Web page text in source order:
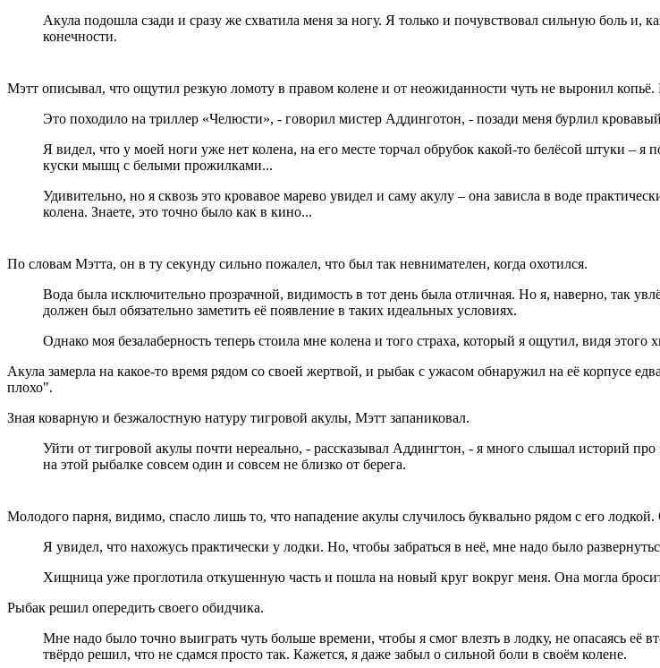
Акула подошла сзади и сразу же схватила меня за ногу. Я только и почувствовал сильную боль и,
конечности.
Мэтт описывал, что ощутил резкую ломоту в правом колене и от неожиданности чуть не выронил копьё.
Это походило на триллер «Челюсти», - говорил мистер Аддинготон, - позади меня бурлил
Я видел, что у моей ноги уже нет колена, на его месте торчал обрубок какой-то белёсой штуки – я
куски мышц с белыми прожилками...
Удивительно, но я сквозь это кровавое марево увидел и саму акулу – она зависла в воде
колена. Знаете, это точно было как в кино...
По словам Мэтта, он в ту секунду сильно пожалел, что был так невнимателен, когда охотился.
Вода была исключительно прозрачной, видимость в тот день была отличная. Но я, наверно, так
должен был обязательно заметить её появление в таких идеальных условиях.
Однако моя безалаберность теперь стоила мне колена и того страха, который я ощутил, видя
Акула замерла на какое-то время рядом со своей жертвой, и рыбак с ужасом обнаружил на её корпусе
плохо".
Зная коварную и безжалостную натуру тигровой акулы, Мэтт запаниковал.
Уйти от тигровой акулы почти нереально, - рассказывал Аддингтон, - я много слышал историй
на этой рыбалке совсем один и совсем не близко от берега.
Молодого парня, видимо, спасло лишь то, что нападение акулы случилось буквально рядом с его
Я увидел, что нахожусь практически у лодки. Но, чтобы забраться в неё, мне надо было
Хищница уже проглотила откушенную часть и пошла на новый круг вокруг меня. Она могла
Рыбак решил опередить своего обидчика.
Мне надо было точно выиграть чуть больше времени, чтобы я смог влезть в лодку, не опасаясь
твёрдо решил, что не сдамся просто так. Кажется, я даже забыл о сильной боли в своём колене.